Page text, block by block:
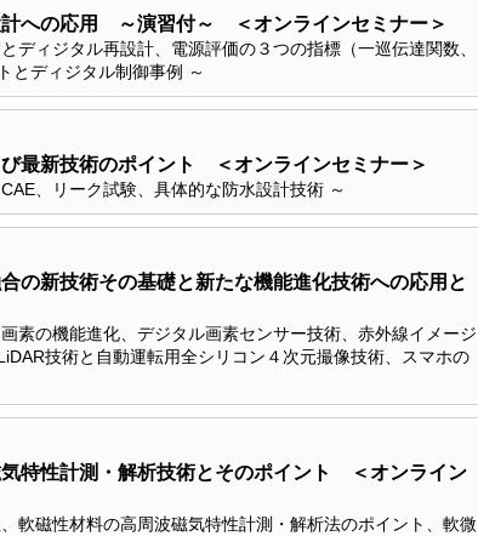
計への応用 ～演習付～ ＜オンラインセミナー＞
ディジタル再設計、電源評価の３つの指標（一巡伝達関数、
とディジタル制御事例 ～
最新技術のポイント ＜オンラインセミナー＞
、リーク試験、具体的な防水設計技術 ～
の新技術その基礎と新たな機能進化技術への応用と
素の機能進化、デジタル画素センサー技術、赤外線イメージ
技術と自動運転用全シリコン４次元撮像技術、スマホの
特性計測・解析技術とそのポイント ＜オンライン
軟磁性材料の高周波磁気特性計測・解析法のポイント、軟微